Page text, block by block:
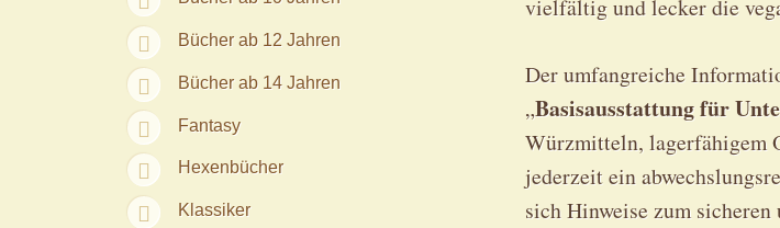
Bücher ab 12 Jahren
Bücher ab 14 Jahren
Fantasy
Hexenbücher
Klassiker
vielfältig und lecker die
Der umfangreiche
„Basisausstattung für
Würzmitteln, lagerfähigem
jederzeit ein
sich Hinweise zum